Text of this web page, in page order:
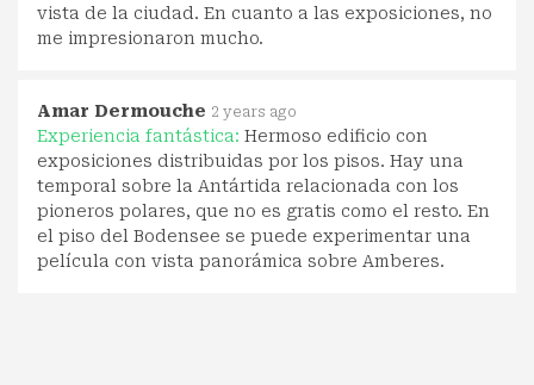
vista de la ciudad. En cuanto a las exposiciones, no
me impresionaron mucho.
Amar Dermouche 2 years ago
Experiencia fantástica: Hermoso edificio con
exposiciones distribuidas por los pisos. Hay una
temporal sobre la Antártida relacionada con los
pioneros polares, que no es gratis como el resto. En
el piso del Bodensee se puede experimentar una
película con vista panorámica sobre Amberes.